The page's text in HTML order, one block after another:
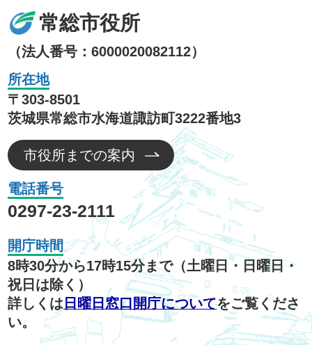
常総市役所
（法人番号：6000020082112）
所在地
〒303-8501
茨城県常総市水海道諏訪町3222番地3
市役所までの案内
電話番号
0297-23-2111
開庁時間
8時30分から17時15分まで（土曜日・日曜日・
祝日は除く）
詳しくは 日曜日窓口開庁についてをご覧くださ
い。